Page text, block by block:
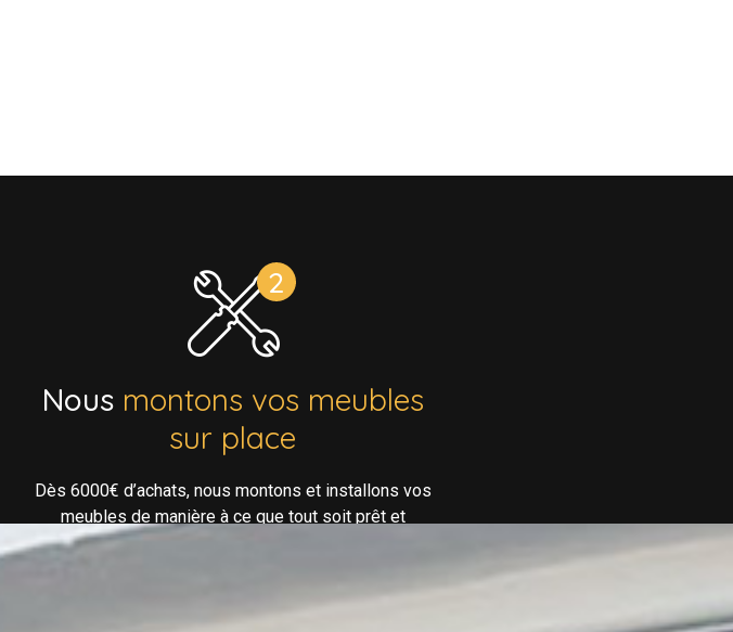
Nous montons vos meubles
sur place
Dès 6000€ d’achats, nous montons et installons vos
meubles de manière à ce que tout soit prêt et
confortable lorsque vous arrivez ou louez votre bien.